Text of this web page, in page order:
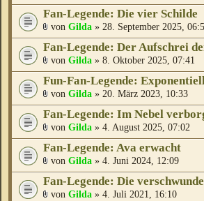
Fan-Legende: Die vier Schilde
von Gilda » 28. September 2025,
Fan-Legende: Der Aufschrei
von Gilda » 8. Oktober 2025, 07:41
Fun-Fan-Legende:
von Gilda » 20. März 2023, 10:33
Fan-Legende: Im Nebel
von Gilda » 4. August 2025, 07:02
Fan-Legende: Ava erwacht
von Gilda » 4. Juni 2024, 12:09
Fan-Legende: Die
von Gilda » 4. Juli 2021, 16:10